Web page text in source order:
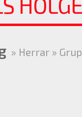
» Herrar »